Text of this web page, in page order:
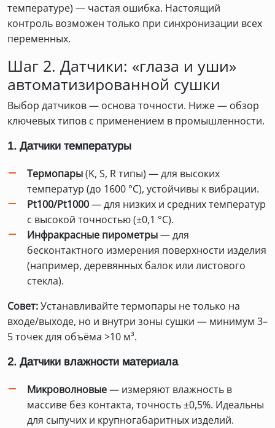
температуре) — частая ошибка. Настоящий
контроль возможен только при синхронизации всех
переменных.
Шаг 2. Датчики: «глаза и уши»
автоматизированной сушки
Выбор датчиков — основа точности. Ниже — обзор
ключевых типов с применением в промышленности.
1. Датчики температуры
Термопары(K, S, R типы) — для высоких
температур (до 1600 °C), устойчивы к вибрации.
Pt100/Pt1000— для низких и средних температур
с высокой точностью (±0,1 °C).
Инфракрасные пирометры— для
бесконтактного измерения поверхности изделия
(например, деревянных балок или листового
стекла).
Совет:Устанавливайте термопары не только на
входе/выходе, но и внутри зоны сушки — минимум 3–
5 точек для объёма >10 м³.
2. Датчики влажности материала
Микроволновые— измеряют влажность в
массиве без контакта, точность ±0,5%. Идеальны
для сыпучих и крупногабаритных изделий.